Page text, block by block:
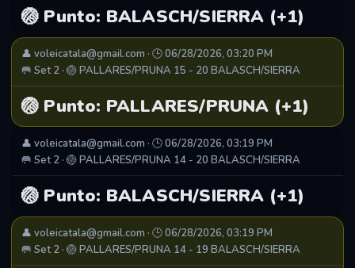
🏐 Punto: BALASCH/SIERRA (+1)
👤 voleicatala@gmail.com · 🕒 06/28/2026, 03:20 PM
🥅 Set 2 · 🏐 PALLARES/PRUNA 15 - 20 BALASCH/SIERRA
🏐 Punto: PALLARES/PRUNA (+1)
👤 voleicatala@gmail.com · 🕒 06/28/2026, 03:19 PM
🥅 Set 2 · 🏐 PALLARES/PRUNA 14 - 20 BALASCH/SIERRA
🏐 Punto: BALASCH/SIERRA (+1)
👤 voleicatala@gmail.com · 🕒 06/28/2026, 03:19 PM
🥅 Set 2 · 🏐 PALLARES/PRUNA 14 - 19 BALASCH/SIERRA